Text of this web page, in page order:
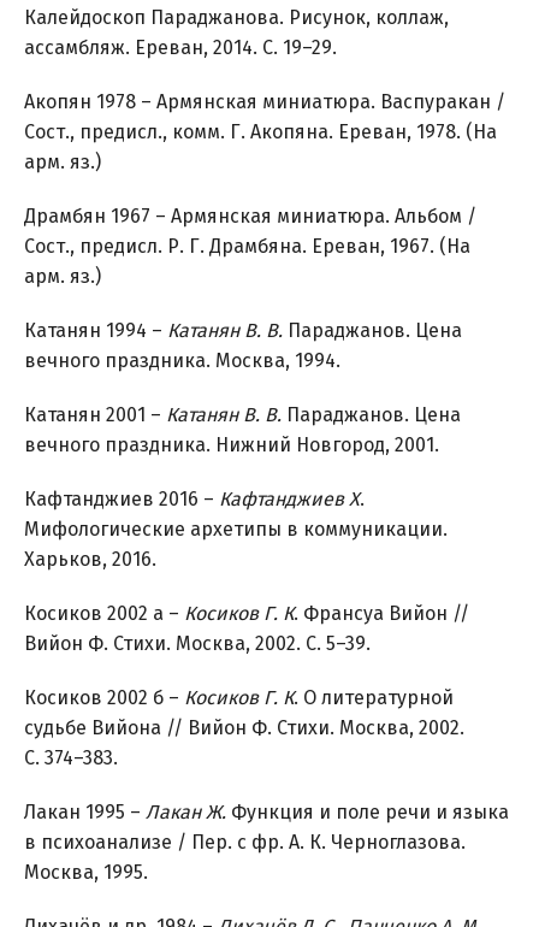
Калейдоскоп Параджанова. Рисунок, коллаж,
ассамбляж. Ереван, 2014. С. 19–29.
Акопян 1978 – Армянская миниатюра. Васпуракан /
Сост., предисл., комм. Г. Акопяна. Ереван, 1978. (На
арм. яз.)
Драмбян 1967 – Армянская миниатюра. Альбом /
Сост., предисл. Р. Г. Драмбяна. Ереван, 1967. (На
арм. яз.)
Катанян 1994 – Катанян В. В. Параджанов. Цена
вечного праздника. Москва, 1994.
Катанян 2001 – Катанян В. В. Параджанов. Цена
вечного праздника. Нижний Новгород, 2001.
Кафтанджиев 2016 – Кафтанджиев Х.
Мифологические архетипы в коммуникации.
Харьков, 2016.
Косиков 2002 а – Косиков Г. К. Франсуа Вийон //
Вийон Ф. Стихи. Москва, 2002. С. 5–39.
Косиков 2002 б – Косиков Г. К. О литературной
судьбе Вийона // Вийон Ф. Стихи. Москва, 2002.
С. 374–383.
Лакан 1995 – Лакан Ж. Функция и поле речи и языка
в психоанализе / Пер. с фр. А. К. Черноглазова.
Москва, 1995.